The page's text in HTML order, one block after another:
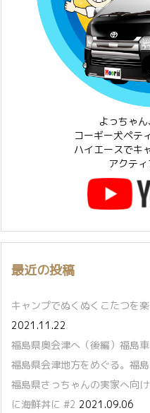
よっちゃ
コーギー犬ペテ
ハイエースでキ
アクティ
最近の投稿
キャンプでぬくぬくこたつを
2021.11.22
福島県奥会津へ（後編）福島
福島県会津地方をめぐる。福
福島県さっちゃんの実家へ向
に海鮮丼に #2 2021.09.06